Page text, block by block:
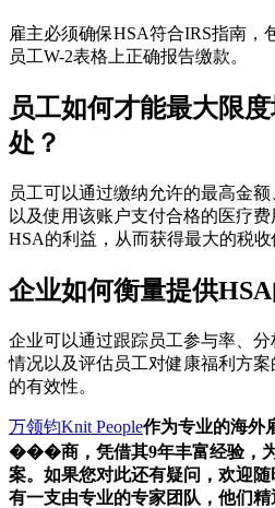
雇主必须确保HSA符合IRS指南，
员工W-2表格上正确报告缴款。
员工如何才能最大限
处？
员工可以通过缴纳允许的最高金
以及使用该账户支付合格的医疗
HSA的利益，从而获得最大的税收
企业如何衡量提供
企业可以通过跟踪员工参与率、
情况以及评估员工对健康福利方
的有效性。
万领钧Knit People作为专业的海外
���商，凭借其9年丰富经验，
案。如果您对此还有疑问，欢迎随
有一支由专业的专家团队，他们